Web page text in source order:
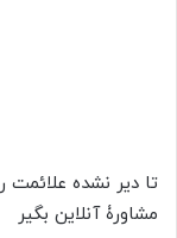
تا دیر نشده
مشاورۀ آنلاین بگیر